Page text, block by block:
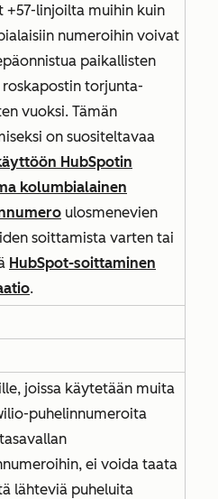
+57-linjoilta muihin kuin
numeroihin voivat
paikallisten
roskapostin torjunta-
vuoksi. Tämän
on suositeltavaa
HubSpotin
kolumbialainen
ulosmenevien
soittamista varten tai
HubSpot-soittaminen
.
joissa käytetään muita
puhelinnumeroita
ei voida taata
lähteviä puheluita